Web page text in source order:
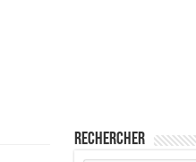
Rechercher